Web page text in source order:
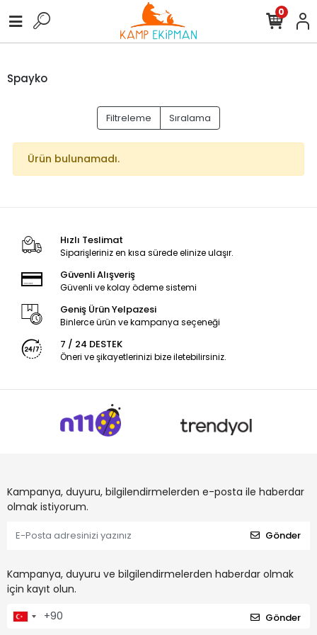
0
Spayko
Filtreleme Sıralama
Ürün bulunamadı.
Hızlı Teslimat
Siparişleriniz en kısa sürede elinize ulaşır.
Güvenli Alışveriş
Güvenli ve kolay ödeme sistemi
Geniş Ürün Yelpazesi
Binlerce ürün ve kampanya seçeneği
7 / 24 DESTEK
Öneri ve şikayetlerinizi bize iletebilirsiniz.
Kampanya, duyuru, bilgilendirmelerden e-posta ile haberdar
olmak istiyorum.
Gönder
Kampanya, duyuru ve bilgilendirmelerden haberdar olmak
için kayıt olun.
Gönder